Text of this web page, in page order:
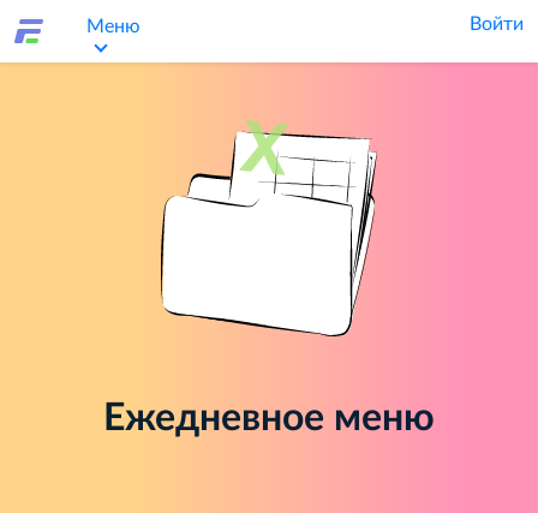
Меню Войти
Ежедневное меню